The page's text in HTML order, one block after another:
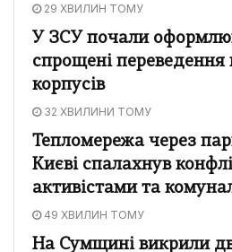
29 ХВИЛИН ТОМУ
У ЗСУ почали
спрощені
корпусів
32 ХВИЛИНИ ТОМУ
Тепломережа через
Києві спалахнув
активістами та
49 ХВИЛИН ТОМУ
На Сумщині викрили